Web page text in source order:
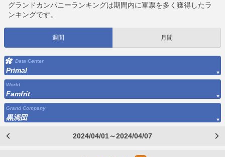
グランドカンパニーランキングは期間内に軍票を多く獲得したラ
ンキングです。
週間 月間
Data Center
Primal
World
Famfrit
Grand Company
黒渦団
2024/04/01～2024/04/07